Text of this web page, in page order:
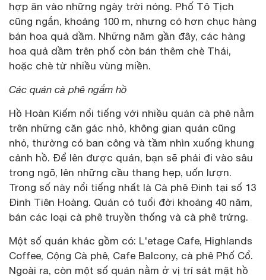
hợp ăn vào những ngày trời nóng. Phố Tô Tịch
cũng ngắn, khoảng 100 m, nhưng có hơn chục hàng
bán hoa quả dầm. Những năm gần đây, các hàng
hoa quả dầm trên phố còn bán thêm chè Thái,
hoặc chè từ nhiều vùng miền.
Các quán cà phê ngắm hồ
Hồ Hoàn Kiếm nổi tiếng với nhiều quán cà phê nằm
trên những căn gác nhỏ, không gian quán cũng
nhỏ, thường có ban công và tầm nhìn xuống khung
cảnh hồ. Để lên được quán, bạn sẽ phải đi vào sâu
trong ngõ, lên những cầu thang hẹp, uốn lượn.
Trong số này nổi tiếng nhất là Cà phê Đinh tại số 13
Đinh Tiên Hoàng. Quán có tuổi đời khoảng 40 năm,
bán các loại cà phê truyền thống và cà phê trứng.
Một số quán khác gồm có: L'etage Cafe, Highlands
Coffee, Cộng Cà phê, Cafe Balcony, cà phê Phố Cổ.
Ngoài ra, còn một số quán nằm ở vị trí sát mặt hồ